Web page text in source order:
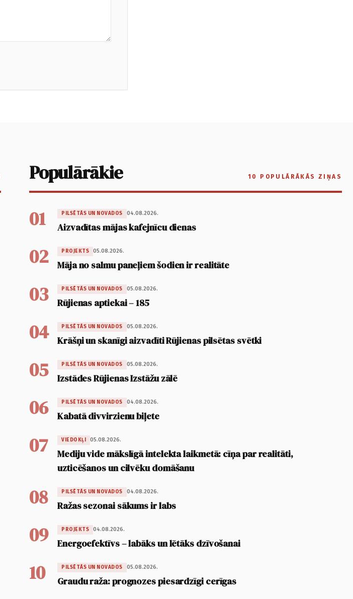
Populārākie 10 POPULĀRĀKĀS ZIŅAS
01 PILSĒTĀS UN NOVADOS 04.08.2026.
Aizvadītas mājas kafejnīcu dienas
02 PROJEKTS 05.08.2026.
Māja no salmu paneļiem šodien ir realitāte
03 PILSĒTĀS UN NOVADOS 05.08.2026.
Rūjienas aptiekai – 185
04 PILSĒTĀS UN NOVADOS 05.08.2026.
Krāšņi un skanīgi aizvadīti Rūjienas pilsētas svētki
05 PILSĒTĀS UN NOVADOS 05.08.2026.
Izstādes Rūjienas Izstāžu zālē
06 PILSĒTĀS UN NOVADOS 04.08.2026.
Kabatā divvirzienu biļete
07 VIEDOKĻI 05.08.2026.
Mediju vide mākslīgā intelekta laikmetā: cīņa par realitāti,
uzticēšanos un cilvēku domāšanu
08 PILSĒTĀS UN NOVADOS 04.08.2026.
Ražas sezonai sākums ir labs
09 PROJEKTS 04.08.2026.
Energoefektīvs – labāks un lētāks dzīvošanai
10 PILSĒTĀS UN NOVADOS 05.08.2026.
Graudu raža: prognozes piesardzīgi cerīgas